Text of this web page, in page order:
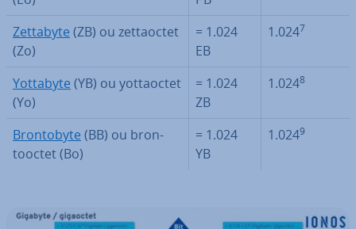
Zettabyte (ZB) ou zet­taoc­tet
(Zo)
= 1.024
EB
1.0247
Yottabyte (YB) ou yot­taoc­tet
(Yo)
= 1.024
ZB
1.0248
Bron­to­byte (BB) ou bron­
tooc­tet (Bo)
= 1.024
YB
1.0249